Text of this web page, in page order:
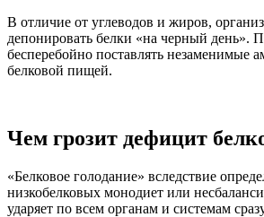
В отличие от углеводов и жиров,
депонировать белки «на черный день».
бесперебойно поставлять незаменимые
белковой пищей.
Чем грозит дефицит
«Белковое голодание» вследствие
низкобелковых монодиет или
ударяет по всем органам и системам